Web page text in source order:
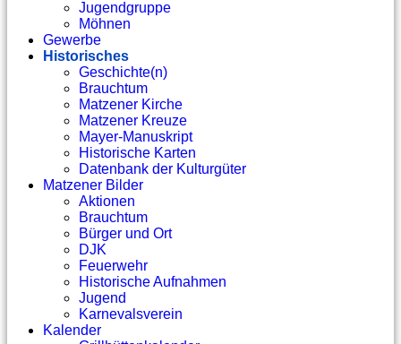
Jugendgruppe
Möhnen
Gewerbe
Historisches
Geschichte(n)
Brauchtum
Matzener Kirche
Matzener Kreuze
Mayer-Manuskript
Historische Karten
Datenbank der Kulturgüter
Matzener Bilder
Aktionen
Brauchtum
Bürger und Ort
DJK
Feuerwehr
Historische Aufnahmen
Jugend
Karnevalsverein
Kalender